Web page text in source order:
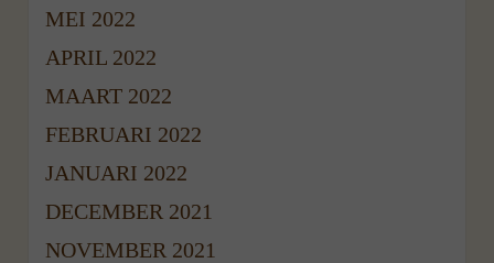
MEI 2022
APRIL 2022
MAART 2022
FEBRUARI 2022
JANUARI 2022
DECEMBER 2021
NOVEMBER 2021